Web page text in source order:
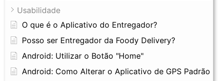
Usabilidade
O que é o Aplicativo do Entregador?
Posso ser Entregador da Foody Delivery?
Android: Utilizar o Botão "Home"
Android: Como Alterar o Aplicativo de GPS Padrão